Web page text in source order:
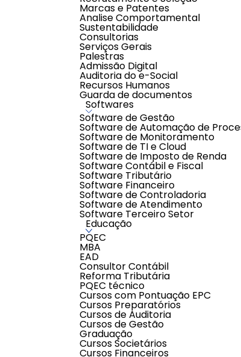
Marcas e Patentes
Analise Comportamental
Sustentabilidade
Consultorias
Serviços Gerais
Palestras
Admissão Digital
Auditoria do e-Social
Recursos Humanos
Guarda de documentos
Softwares
Software de Gestão
Software de Automação de
Software de Monitoramento
Software de TI e Cloud
Software de Imposto de Renda
Software Contábil e Fiscal
Software Tributário
Software Financeiro
Software de Controladoria
Software de Atendimento
Software Terceiro Setor
Educação
PQEC
MBA
EAD
Consultor Contábil
Reforma Tributária
PQEC técnico
Cursos com Pontuação EPC
Cursos Preparatórios
Cursos de Auditoria
Cursos de Gestão
Graduação
Cursos Societários
Cursos Financeiros